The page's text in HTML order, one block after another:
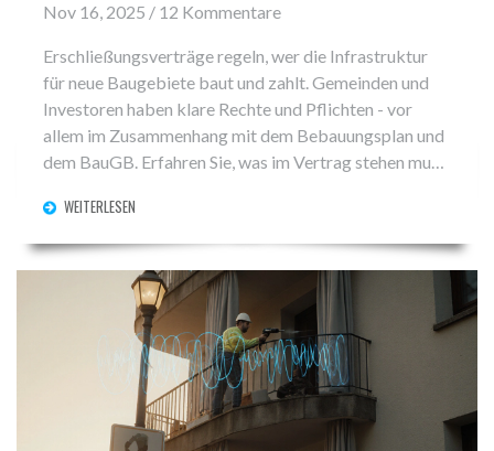
Nov 16, 2025 / 12 Kommentare
Erschließungsverträge regeln, wer die Infrastruktur
für neue Baugebiete baut und zahlt. Gemeinden und
Investoren haben klare Rechte und Pflichten - vor
allem im Zusammenhang mit dem Bebauungsplan und
dem BauGB. Erfahren Sie, was im Vertrag stehen muss,
WEITERLESEN